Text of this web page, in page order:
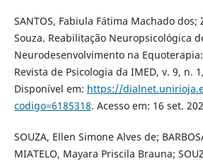
SANTOS, Fabiula Fátima Machado dos;
Souza. Reabilitação Neuropsicológica
Neurodesenvolvimento na
Revista de Psicologia da IMED, v. 9, n.
Disponível em: https://
codigo=6185318. Acesso em: 16 set.
SOUZA, Ellen Simone Alves de;
MIATELO, Mayara Priscila Brauna;